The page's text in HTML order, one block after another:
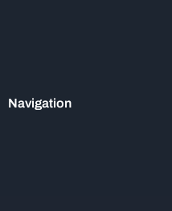
Navigation